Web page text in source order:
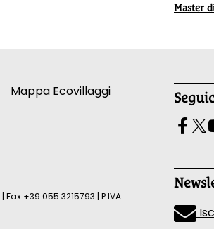
Master
Mappa Ecovillaggi
| Fax +39 055 3215793 | P.IVA